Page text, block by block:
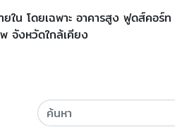
น โดยเฉพาะ อาคารสูง ฟูดส์คอร์
จังหวัดใกล้เคียง